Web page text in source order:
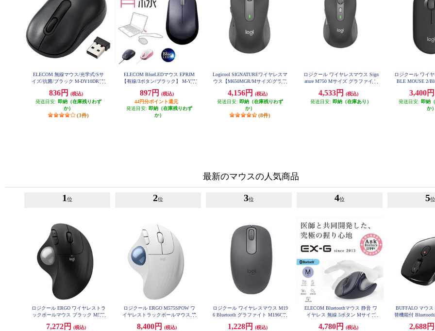
ELECOM 無線マウス/光学式/Sサ
イズ/抗菌/ブラック M-DY10DRSK
836円
(税込)
発送目安: 即納（在庫残りわず
か）
(3件)
ELECOM BlueLEDマウス EPRIM
【有線/3ボタン/ブラック】 M-Y8U
897円
(税込)
44円分ポイント還元
発送目安: 即納（在庫残りわず
か）
Logicool SIGNATUREワイヤレスマ
ウス【M650MGR/Mサイズ/グラフ
4,156円
(税込)
発送目安: 即納（在庫残りわず
か）
(8件)
ロジクール ワイヤレスマウス Sign
ature M750 Mサイズ グラファイト
4,533円
(税込)
発送目安: 即納（在庫あり）
ロジクール ワイ
BLE MOUSE 2/
GR
3,400円
発送目安: 即納
か）
最新のマウスの人気商品
1 位
ロジクール ERGO ワイヤレストラ
ックボールマウス ブラック M575
7,272円
(税込)
2位
ロジクール ERGO M575SPOW ワ
イヤレストラックボールマウス 静
8,400円
(税込)
3位
ロジクール ワイヤレスマウス M19
6 Bluetooth グラファイト M196GR
1,228円
(税込)
4位
ELECOM Bluetoothマウス 静音 ワ
イヤレス 無線 5ボタン Mサイズ
GM30BBSKBK
4,780円
(税込)
5位
BUFFALO マウス
替機能付
2,688円